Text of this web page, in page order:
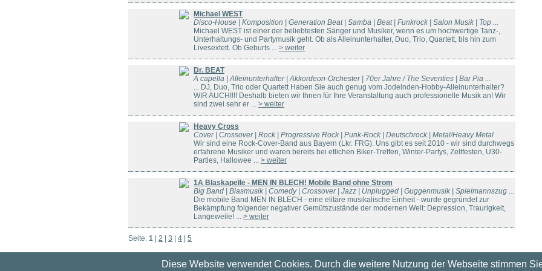
Michael WEST
Disco-House | Komposition | Generation Beat | Samba | Beat | Funkrock | Salon Musik | Top ...
Michael WEST ist einer der beliebtesten Sänger und Musiker, wenn es um hochwertige Tanz-,
Unterhaltungs- und Partymusik geht. Ob als Alleinunterhalter, Duo, Trio, Quartett, bis hin zum
Livesextett. Ob Geburts ... > weiter
Dr. BEAT
A capella | Alleinunterhalter | Akkordeon-Orchester | 70er Jahre / The Seventies | Bar Pia ...
... DJ, Duo, Trio oder Quartett Haben Sie auch genug vom Jodelnden-Hobby-Alleinunterhalter?
WIR AUCH!!!! Deshalb bieten wir Ihnen für Ihre Veranstaltung auch professionelle Musik an! Wir
sind zwei sehr er ... > weiter
Heavy Cross
Cover | Crossover | Rock | Progressive Rock | Punk-Rock | Deutschrock | Metal/Heavy Metal
Wir sind eine Rock-Cover-Band aus Bayern (Lkr. FRG). Uns gibt es seit 2010 - wir sind durchwegs
erfahrene Musiker und waren bereits bei etlichen Biker-Treffen, Winter-Partys, Zeltfesten, Ü30-
Parties, Hallowee ... > weiter
1A Blaskapelle - MEN IN BLECH! Mobile Band ohne Strom
Big Band | Blasmusik | Comedy | Crossover | Jazz | Unplugged | Guggenmusik | Spielmannszug ...
Die mobile Band MEN IN BLECH - eine elitäre musikalische Einheit - wurde gegründet zur
Bekämpfung folgender negativer Gemütszustände der modernen Welt: Depression, Traurigkeit,
Langeweile! ... > weiter
Seite: 1 2 3 4 5
Diese Website verwendet Cookies. Durch die weitere Nutzung der Webseite stimmen